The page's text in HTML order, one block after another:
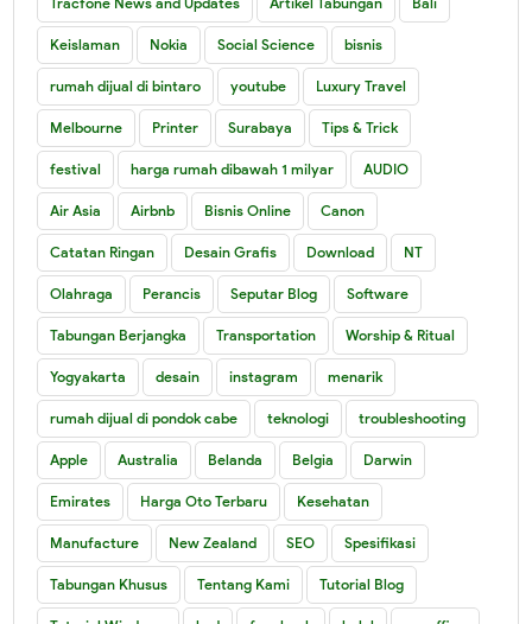
Keislaman Nokia Social Science bisnis
rumah dijual di bintaro youtube Luxury Travel
Melbourne Printer Surabaya Tips & Trick
festival harga rumah dibawah 1 milyar AUDIO
Air Asia Airbnb Bisnis Online Canon
Catatan Ringan Desain Grafis Download NT
Olahraga Perancis Seputar Blog Software
Tabungan Berjangka Transportation Worship & Ritual
Yogyakarta desain instagram menarik
rumah dijual di pondok cabe teknologi troubleshooting
Apple Australia Belanda Belgia Darwin
Emirates Harga Oto Terbaru Kesehatan
Manufacture New Zealand SEO Spesifikasi
Tabungan Khusus Tentang Kami Tutorial Blog